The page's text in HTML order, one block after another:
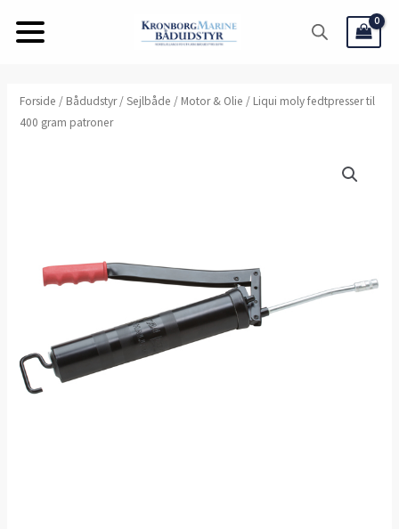
Forside / Bådudstyr/Sejlbåde / Motor & Olie / Liqui moly fedtpresser til
400 gram patroner
Liqui
moly
antal